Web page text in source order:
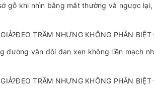
gỗ khi nhìn bằng mắt thường và ngược
đường vân đôi đan xen không liền mạch